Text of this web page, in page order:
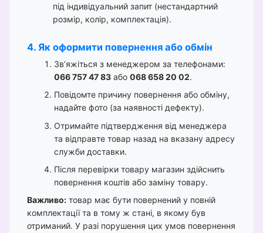
під індивідуальний запит (нестандартний
розмір, колір, комплектація).
4. Як оформити повернення або обмін
Зв’яжіться з менеджером за телефонами:
066 757 47 83 або 068 658 20 02.
Повідомте причину повернення або обміну,
надайте фото (за наявності дефекту).
Отримайте підтвердження від менеджера
та відправте товар назад на вказану адресу
служби доставки.
Після перевірки товару магазин здійснить
повернення коштів або заміну товару.
Важливо: товар має бути повернений у повній
комплектації та в тому ж стані, в якому був
отриманий. У разі порушення цих умов повернення